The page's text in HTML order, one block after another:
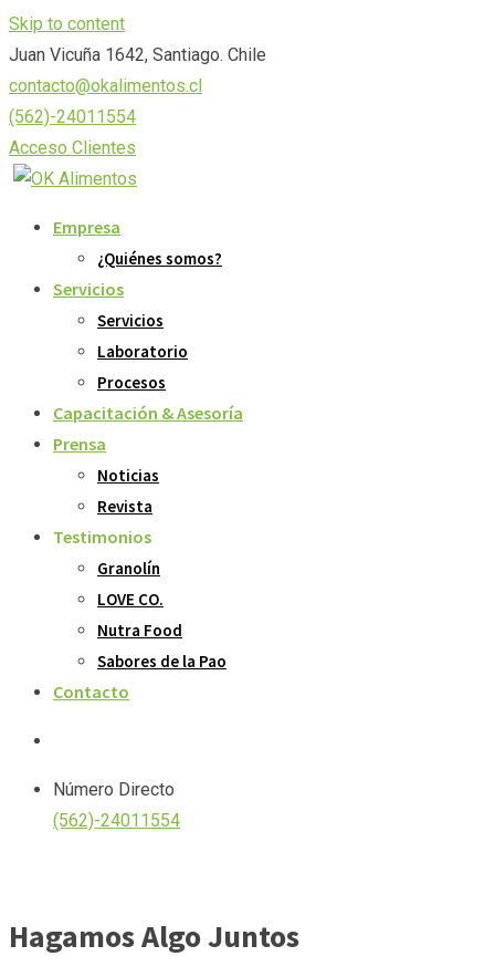
Skip to content
Juan Vicuña 1642, Santiago. Chile
contacto@okalimentos.cl
(562)-24011554
Acceso Clientes
Empresa
¿Quiénes somos?
Servicios
Servicios
Laboratorio
Procesos
Capacitación & Asesoría
Prensa
Noticias
Revista
Testimonios
Granolín
LOVE CO.
Nutra Food
Sabores de la Pao
Contacto
Número Directo
(562)-24011554
Hagamos Algo Juntos